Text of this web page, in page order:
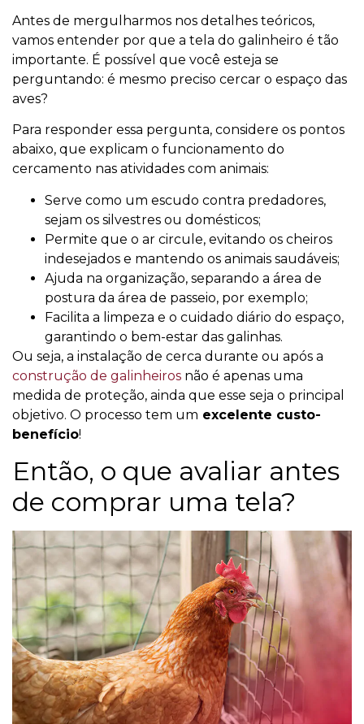
Antes de mergulharmos nos detalhes teóricos,
vamos entender por que a tela do galinheiro é tão
importante. É possível que você esteja se
perguntando: é mesmo preciso cercar o espaço das
aves?
Para responder essa pergunta, considere os pontos
abaixo, que explicam o funcionamento do
cercamento nas atividades com animais:
Serve como um escudo contra predadores,
sejam os silvestres ou domésticos;
Permite que o ar circule, evitando os cheiros
indesejados e mantendo os animais saudáveis;
Ajuda na organização, separando a área de
postura da área de passeio, por exemplo;
Facilita a limpeza e o cuidado diário do espaço,
garantindo o bem-estar das galinhas.
Ou seja, a instalação de cerca durante ou após a
construção de galinheiros não é apenas uma
medida de proteção, ainda que esse seja o principal
objetivo. O processo tem um excelente custo-
benefício!
Então, o que avaliar antes
de comprar uma tela?